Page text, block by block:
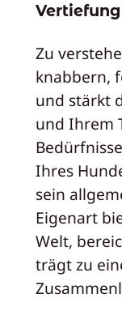
Zu
knabbern,
und stärkt
und Ihrem
Ihres
sein
Eigenart
Welt,
trägt zu